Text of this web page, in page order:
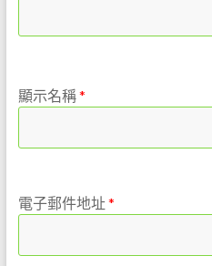
顯示名稱*
電子郵件地址*